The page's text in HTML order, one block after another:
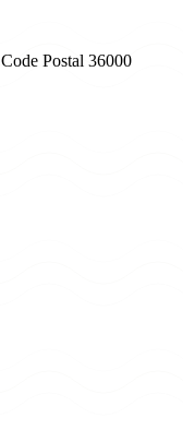
Code Postal 36000